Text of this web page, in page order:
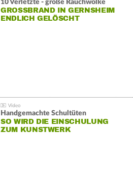
10 Verletzte - große Rauchwolke
GROSSBRAND IN GERNSHEIM E
NDLICH GELÖSCHT
Handgemachte Schultüten
SO WIRD DIE EINSCHULUNG
ZUM KUNSTWERK